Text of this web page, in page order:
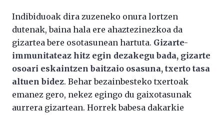
Indibiduoak dira zuzeneko onura lortzen
dutenak, baina hala ere ahaztezinezkoa da
gizartea bere osotasunean hartuta. Gizarte-
immunitateaz hitz egin dezakegu bada, gizarte
osoari eskaintzen baitzaio osasuna, txerto tasa
altuen bidez. Behar bezainbesteko txertoak
emanez gero, nekez egingo du gaixotasunak
aurrera gizartean. Horrek babesa dakarkie